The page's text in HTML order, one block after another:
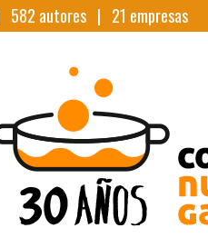
582 autores | 21 empresas